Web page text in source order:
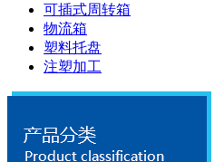
可插式周转箱
物流箱
塑料托盘
注塑加工